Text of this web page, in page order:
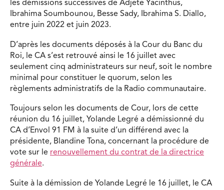
les démissions successives de Adjete Yacinthus,
Ibrahima Soumbounou, Besse Sady, Ibrahima S. Diallo,
entre juin 2022 et juin 2023.
D’après les documents déposés à la Cour du Banc du
Roi, le CA s’est retrouvé ainsi le 16 juillet avec
seulement cinq administrateurs sur neuf, soit le nombre
minimal pour constituer le quorum, selon les
règlements administratifs de la Radio communautaire.
Toujours selon les documents de Cour, lors de cette
réunion du 16 juillet, Yolande Legré a démissionné du
CA d’Envol 91 FM à la suite d’un différend avec la
présidente, Blandine Tona, concernant la procédure de
vote sur le renouvellement du contrat de la directrice
générale.
Suite à la démission de Yolande Legré le 16 juillet, le CA